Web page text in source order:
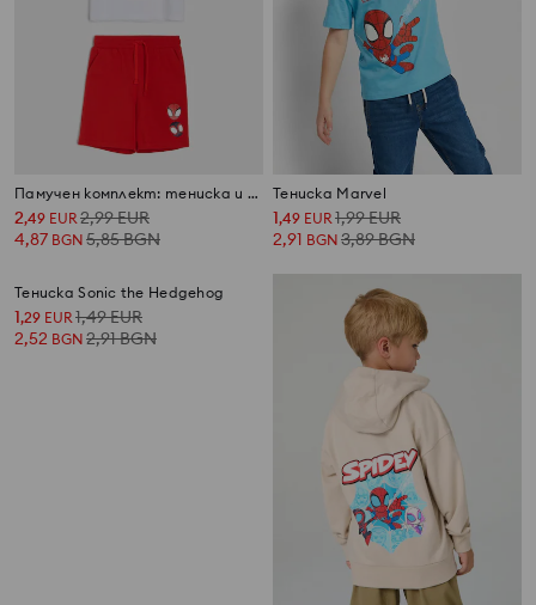
Памучен комплект: тениска и шорти Spider-Man
2,49 EUR 2,99EUR
4,87 BGN 5,85BGN
Тениска Marvel
1,49 EUR 1,99EUR
2,91 BGN 3,89BGN